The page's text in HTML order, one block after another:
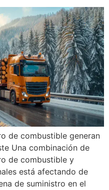
de combustible generan
Una combinación de
de combustible y
está afectando de
de suministro en el